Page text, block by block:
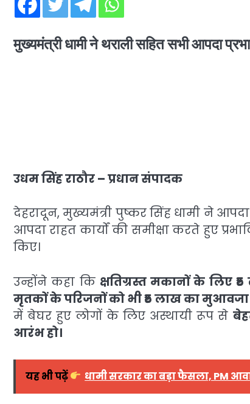
मुख्यमंत्री धामी ने थराली सहित सभी आपदा
उधम सिंह राठौर – प्रधान संपादक
देहरादून, मुख्यमंत्री पुष्कर सिंह धामी ने
आपदा राहत कार्यों की समीक्षा करते हुए
किए।
उन्होंने कहा कि क्षतिग्रस्त मकानों के लिए
मृतकों के परिजनों को भी ₹5 लाख का मुआवजा
में बेघर हुए लोगों के लिए अस्थायी रूप से
आरंभ हो।
यह भी पढ़ें धामी सरकार का बड़ा फैसला, PM